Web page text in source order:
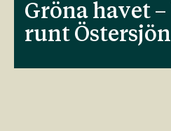
Gröna havet
runt Östersjön